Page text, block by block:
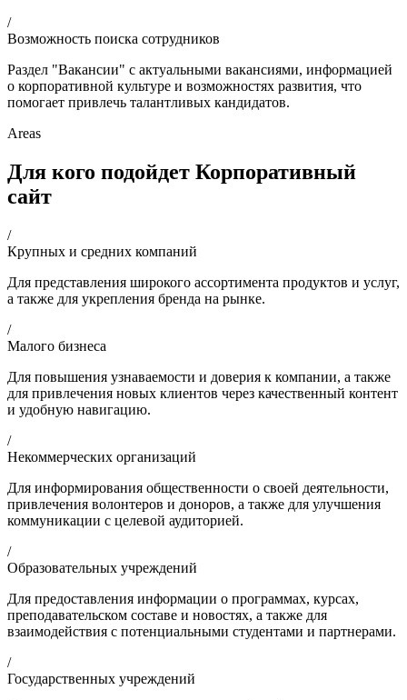
/
Возможность поиска сотрудников
Раздел "Вакансии" с актуальными вакансиями, информацией
о корпоративной культуре и возможностях развития, что
помогает привлечь талантливых кандидатов.
Areas
Для кого подойдет Корпоративный
сайт
/
Крупных и средних компаний
Для представления широкого ассортимента продуктов и услуг,
а также для укрепления бренда на рынке.
/
Малого бизнеса
Для повышения узнаваемости и доверия к компании, а также
для привлечения новых клиентов через качественный контент
и удобную навигацию.
/
Некоммерческих организаций
Для информирования общественности о своей деятельности,
привлечения волонтеров и доноров, а также для улучшения
коммуникации с целевой аудиторией.
/
Образовательных учреждений
Для предоставления информации о программах, курсах,
преподавательском составе и новостях, а также для
взаимодействия с потенциальными студентами и партнерами.
/
Государственных учреждений